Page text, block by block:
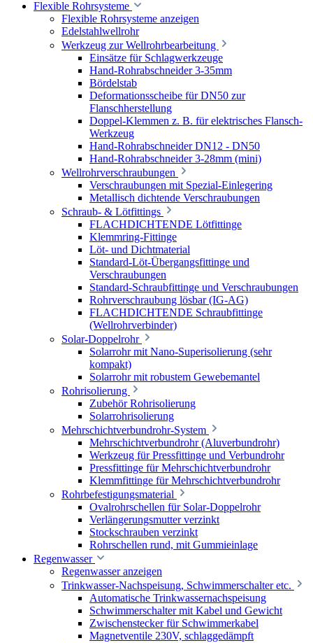
Flexible Rohrsysteme
Flexible Rohrsysteme anzeigen
Edelstahlwellrohr
Werkzeug zur Wellrohrbearbeitung
Einsätze für Schlagwerkzeuge
Hand-Rohrabschneider 3-35mm
Bördelstab
Deformationsscheibe für DN50 zur
Flanschherstellung
Doppel-Klemmen z. B. für elektrisches Flansch-
Werkzeug
Hand-Rohrabschneider DN12 - DN50
Hand-Rohrabschneider 3-28mm (mini)
Wellrohrverschraubungen
Verschraubungen mit Spezial-Einlegering
Metallisch dichtende Verschraubungen
Schraub- & Lötfittings
FLACHDICHTENDE Lötfittinge
Klemmring-Fittinge
Löt- und Dichtmaterial
Standard-Löt-Übergangsfittinge und
Verschraubungen
Standard-Schraubfittinge und Verschraubungen
Rohrverschraubung lösbar (IG-AG)
FLACHDICHTENDE Schraubfittinge
(Wellrohrverbinder)
Solar-Doppelrohr
Solarrohr mit Nano-Superisolierung (sehr
kompakt)
Solarrohr mit robustem Gewebemantel
Rohrisolierung
Zubehör Rohrisolierung
Solarrohrisolierung
Mehrschichtverbundrohr-System
Mehrschichtverbundrohr (Aluverbundrohr)
Werkzeug für Pressfittinge und Verbundrohr
Pressfittinge für Mehrschichtverbundrohr
Klemmfittinge für Mehrschichtverbundrohr
Rohrbefestigungsmaterial
Ovalrohrschellen für Solar-Doppelrohr
Verlängerungsmutter verzinkt
Stockschrauben verzinkt
Rohrschellen rund, mit Gummieinlage
Regenwasser
Regenwasser anzeigen
Trinkwasser-Nachspeisung, Schwimmerschalter etc.
Automatische Trinkwassernachspeisung
Schwimmerschalter mit Kabel und Gewicht
Zwischenstecker für Schwimmerkabel
Magnetventile 230V, schlaggedämpft